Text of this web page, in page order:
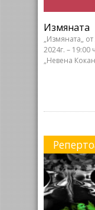
Измяната
„Измяната„
2024г. – 19:00
„Невена